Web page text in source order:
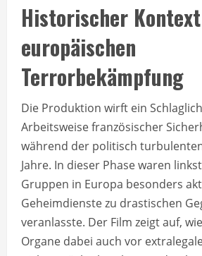
Historischer
europäischen
Terrorbekämpfung
Die Produktion wirft ein
Arbeitsweise französischer
während der politisch
Jahre. In dieser Phase waren
Gruppen in Europa besonders
Geheimdienste zu drastischen
veranlasste. Der Film zeigt auf,
Organe dabei auch vor